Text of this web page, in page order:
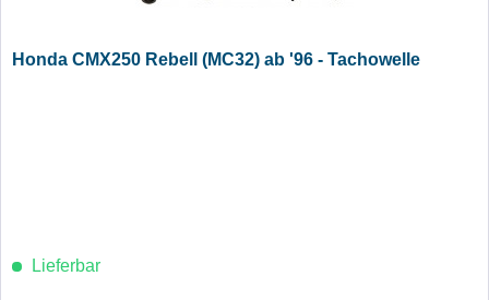
Honda CMX250 Rebell (MC32) ab '96 - Tachowelle
Lieferbar